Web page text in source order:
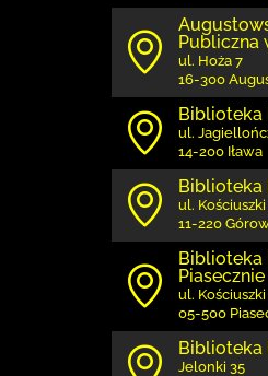
Publiczna
ul. Hoża 7
16-300
Biblioteka
ul.
14-200 Iława
Biblioteka
ul.
11-220
Biblioteka
Piasecznie
ul. Kościuszki
05-500
Biblioteka
Jelonki 35